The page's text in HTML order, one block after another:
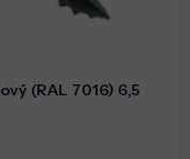
(RAL 7016) 6,5